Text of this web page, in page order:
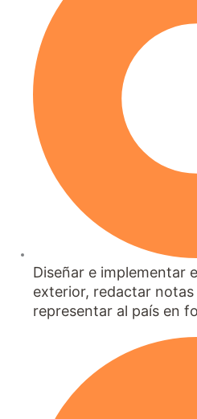
Diseñar e implementar
exterior, redactar
representar al país en